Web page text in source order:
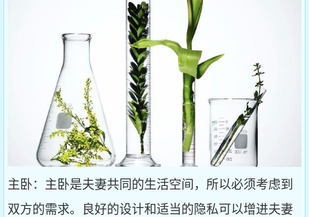
主卧：主卧是夫妻共同的生活空间，所以必须考虑到
双方的需求。良好的设计和适当的隐私可以增进夫妻